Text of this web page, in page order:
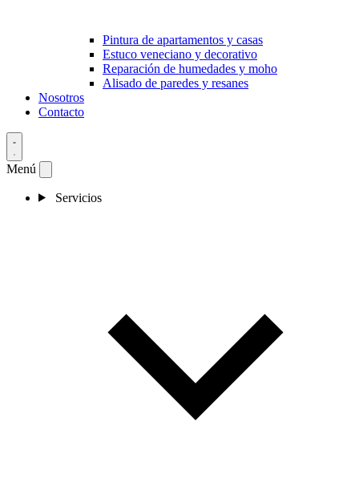
Pintura de apartamentos y casas
Estuco veneciano y decorativo
Reparación de humedades y moho
Alisado de paredes y resanes
Nosotros
Contacto
Menú
Servicios